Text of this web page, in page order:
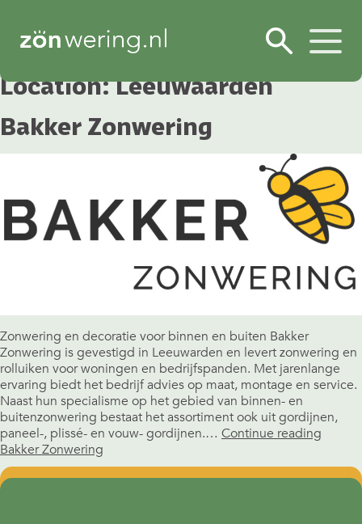
Location:Leeuwaarden
Bakker Zonwering
Zonwering en decoratie voor binnen en buiten Bakker
Zonwering is gevestigd in Leeuwarden en levert zonwering en
rolluiken voor woningen en bedrijfspanden. Met jarenlange
ervaring biedt het bedrijf advies op maat, montage en service.
Naast hun specialisme op het gebied van binnen- en
buitenzonwering bestaat het assortiment ook uit gordijnen,
paneel-, plissé- en vouw- gordijnen.… Continue reading
Bakker Zonwering